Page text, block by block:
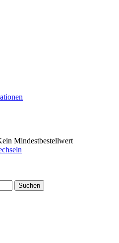
Mindestbestellwert
Suchen